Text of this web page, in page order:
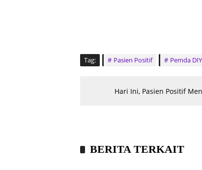
Tag: Pasien Positif Pemda DIY
Hari Ini, Pasien Positif
BERITA TERKAIT
Headline